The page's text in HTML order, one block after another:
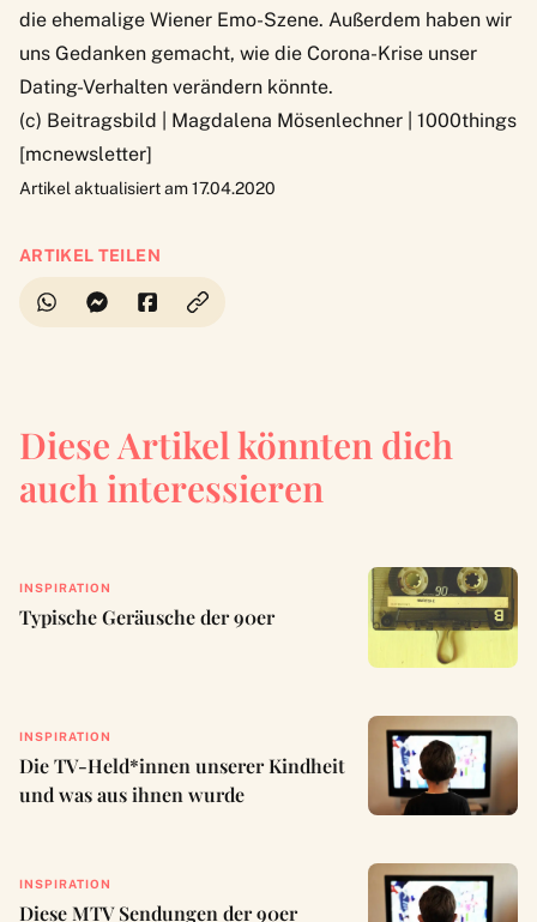
die ehemalige Wiener Emo-Szene. Außerdem haben wir
uns Gedanken gemacht, wie die Corona-Krise unser
Dating-Verhalten verändern könnte.
(c) Beitragsbild | Magdalena Mösenlechner | 1000things
[mcnewsletter]
Artikel aktualisiert am 17.04.2020
ARTIKEL TEILEN
Diese Artikel könnten dich
auch interessieren
INSPIRATION
Typische Geräusche der 90er
INSPIRATION
Die TV-Held*innen unserer Kindheit
und was aus ihnen wurde
INSPIRATION
Diese MTV Sendungen der 90er